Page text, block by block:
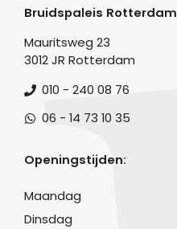
Bruidspaleis Rotterdam
Mauritsweg 23
3012 JR Rotterdam
010 - 240 08 76
06 - 14 73 10 35
Openingstijden:
Maandag
Dinsdag